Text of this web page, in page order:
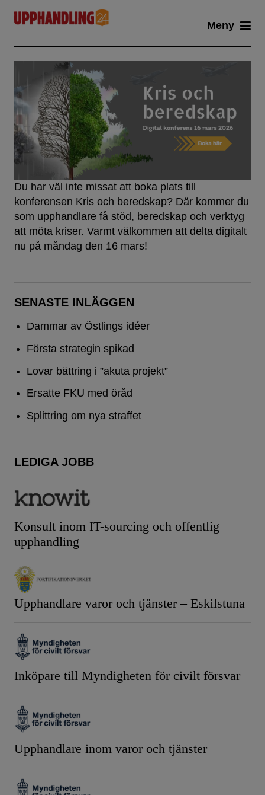
content
Meny
Du har väl inte missat att boka plats till
konferensen Kris och beredskap? Där kommer du
som upphandlare få stöd, beredskap och verktyg
att möta kriser. Varmt välkommen att delta digitalt
nu på måndag den 16 mars!
SENASTE INLÄGGEN
Dammar av Östlings idéer
Första strategin spikad
Lovar bättring i ”akuta projekt”
Ersatte FKU med öråd
Splittring om nya straffet
LEDIGA JOBB
Konsult inom IT-sourcing och offentlig
upphandling
Upphandlare varor och tjänster – Eskilstuna
Inköpare till Myndigheten för civilt försvar
Upphandlare inom varor och tjänster